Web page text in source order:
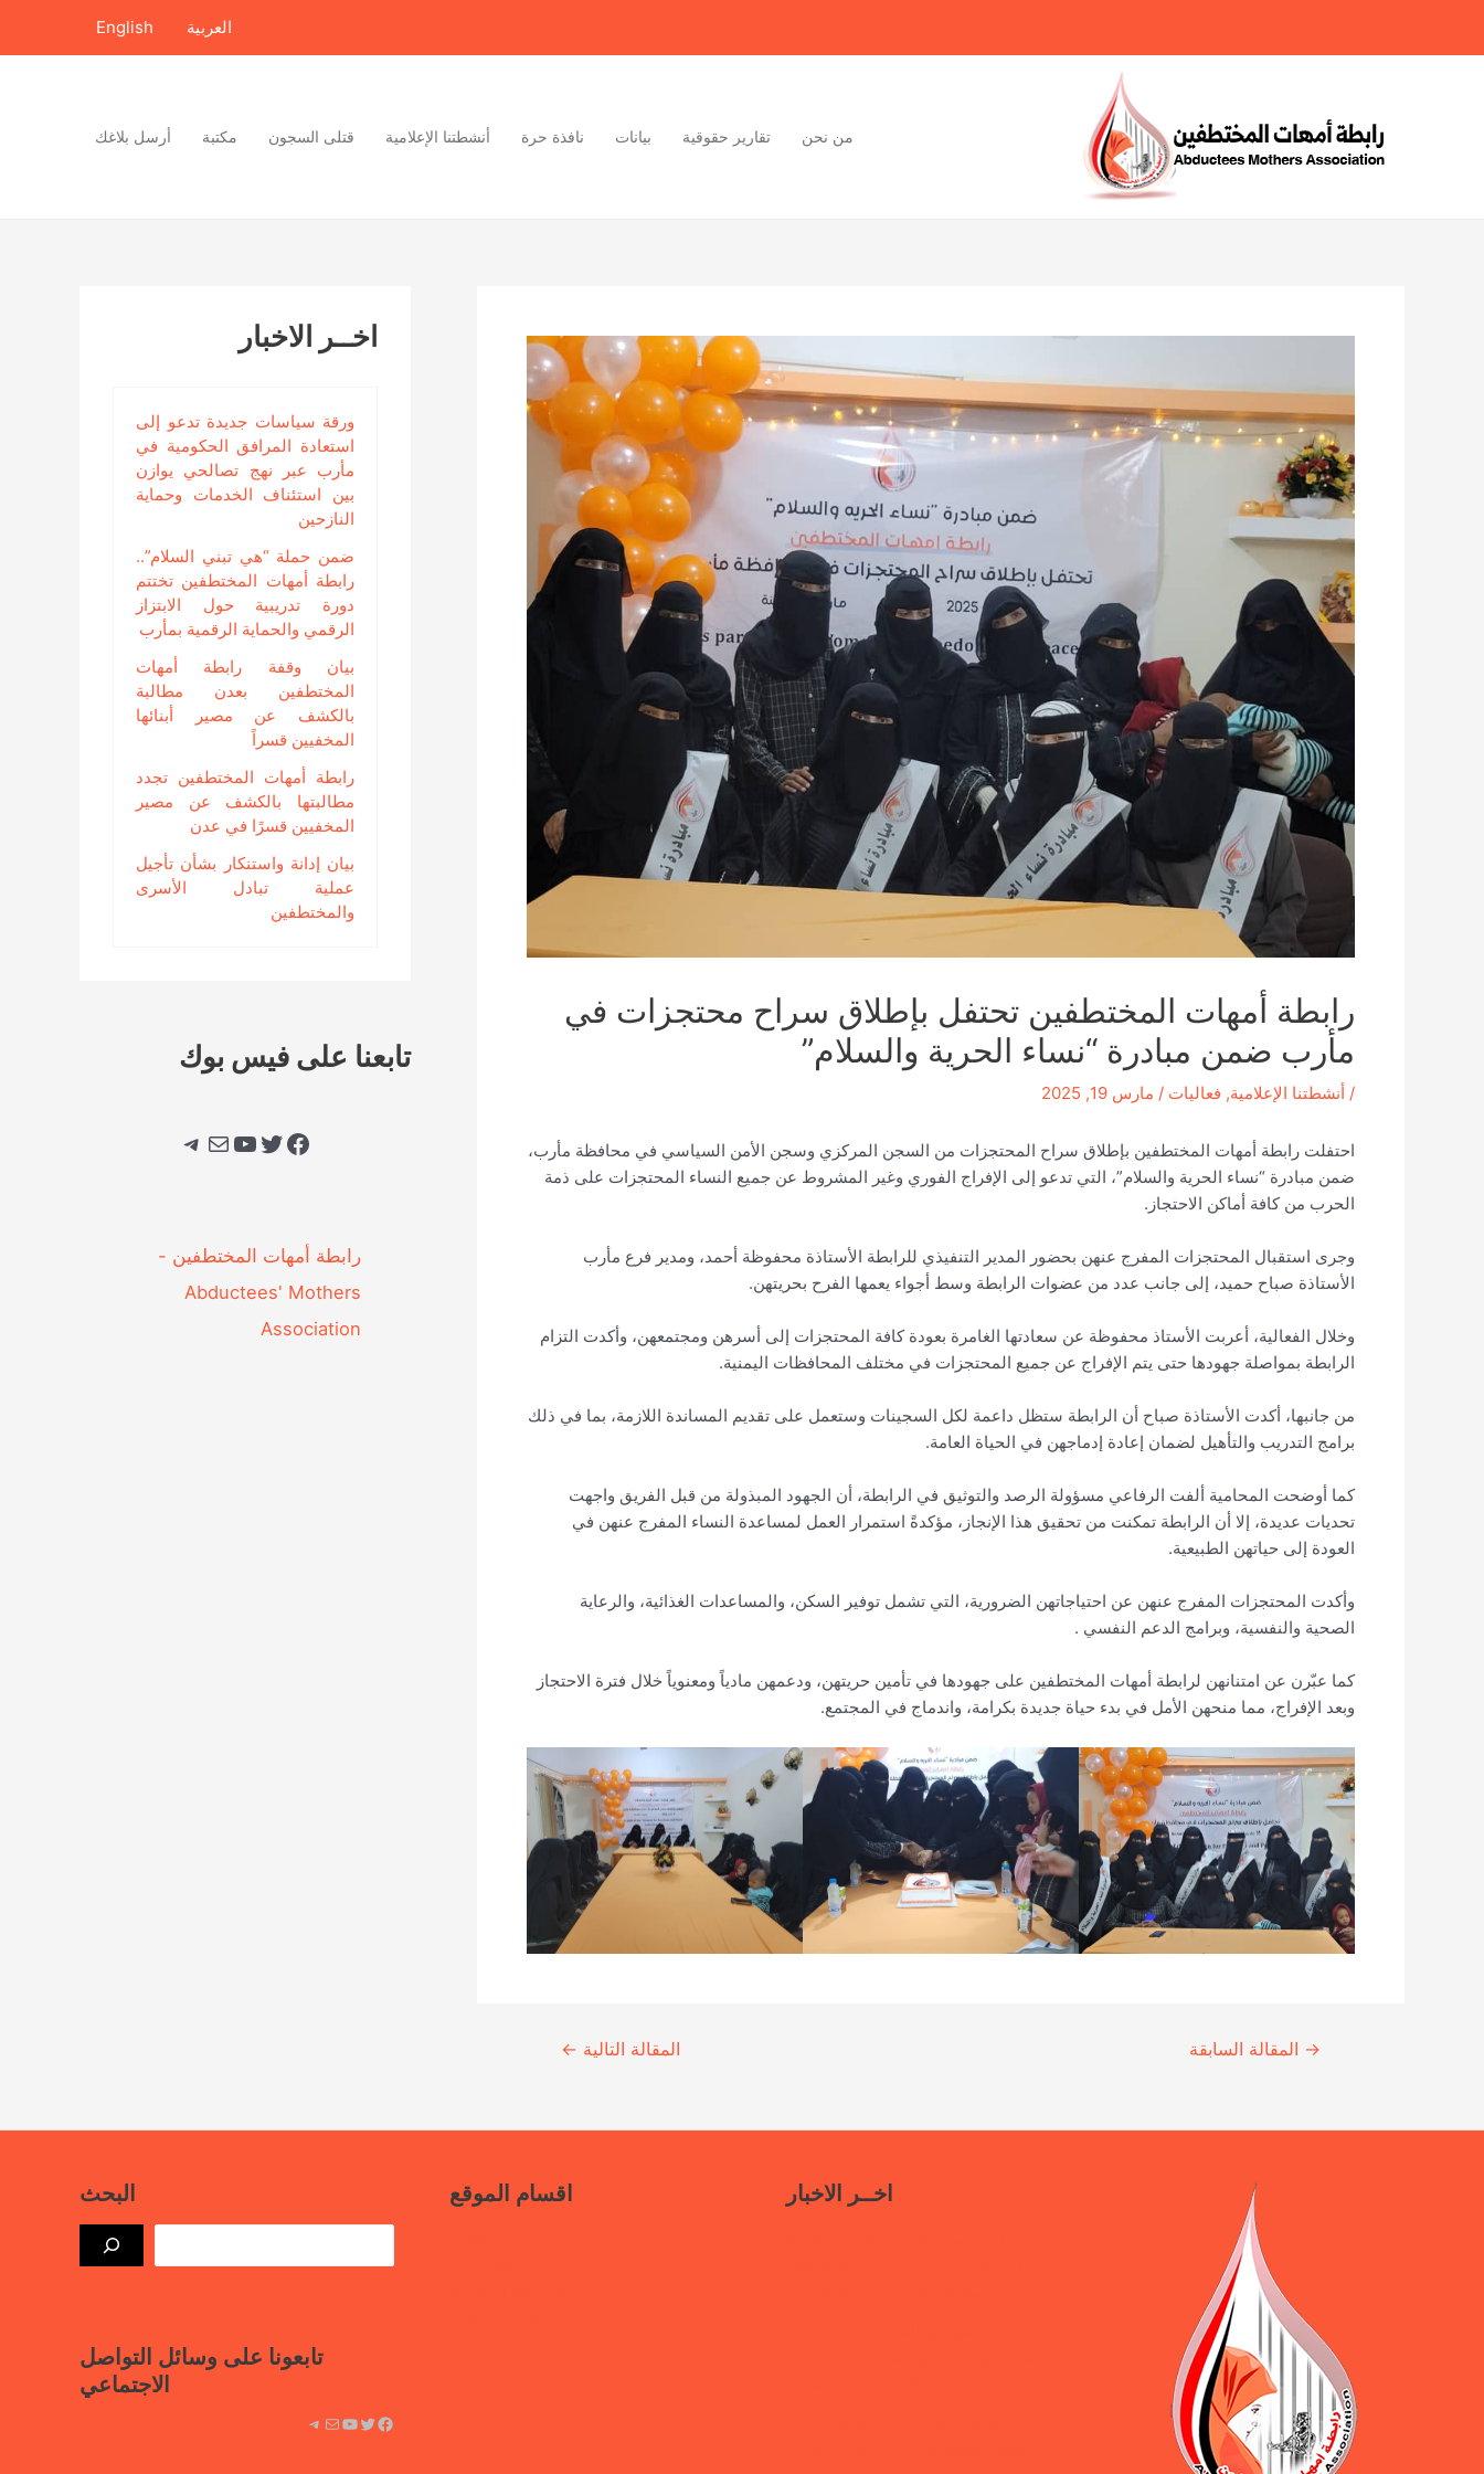
العربية English
من نحن تقارير حقوقية بيانات نافذة حرة أنشطتنا الإعلامية قتلى السجون مكتبة أرسل بلاغك
رابطة أمهات المختطفين تحتفل بإطلاق سراح محتجزات في
مأرب ضمن مبادرة “نساء الحرية والسلام”
/ أنشطتنا الإعلامية, فعاليات / مارس 19, 2025
احتفلت رابطة أمهات المختطفين بإطلاق سراح المحتجزات من السجن المركزي وسجن الأمن السياسي في محافظة مأرب،
ضمن مبادرة “نساء الحرية والسلام”، التي تدعو إلى الإفراج الفوري وغير المشروط عن جميع النساء المحتجزات على ذمة
الحرب من كافة أماكن الاحتجاز.
وجرى استقبال المحتجزات المفرج عنهن بحضور المدير التنفيذي للرابطة الأستاذة محفوظة أحمد، ومدير فرع مأرب
الأستاذة صباح حميد، إلى جانب عدد من عضوات الرابطة وسط أجواء يعمها الفرح بحريتهن.
وخلال الفعالية، أعربت الأستاذ محفوظة عن سعادتها الغامرة بعودة كافة المحتجزات إلى أسرهن ومجتمعهن، وأكدت التزام
الرابطة بمواصلة جهودها حتى يتم الإفراج عن جميع المحتجزات في مختلف المحافظات اليمنية.
من جانبها، أكدت الأستاذة صباح أن الرابطة ستظل داعمة لكل السجينات وستعمل على تقديم المساندة اللازمة، بما في ذلك
برامج التدريب والتأهيل لضمان إعادة إدماجهن في الحياة العامة.
كما أوضحت المحامية ألفت الرفاعي مسؤولة الرصد والتوثيق في الرابطة، أن الجهود المبذولة من قبل الفريق واجهت
تحديات عديدة، إلا أن الرابطة تمكنت من تحقيق هذا الإنجاز، مؤكدةً استمرار العمل لمساعدة النساء المفرج عنهن في
العودة إلى حياتهن الطبيعية.
وأكدت المحتجزات المفرج عنهن عن احتياجاتهن الضرورية، التي تشمل توفير السكن، والمساعدات الغذائية، والرعاية
الصحية والنفسية، وبرامج الدعم النفسي .
كما عبّرن عن امتنانهن لرابطة أمهات المختطفين على جهودها في تأمين حريتهن، ودعمهن مادياً ومعنوياً خلال فترة الاحتجاز
وبعد الإفراج، مما منحهن الأمل في بدء حياة جديدة بكرامة، واندماج في المجتمع.
Continue
→ المقالة السابقة المقالة التالية ←
اخــر الاخبار
ورقة سياسات جديدة تدعو إلى
استعادة المرافق الحكومية في
مأرب عبر نهج تصالحي يوازن
بين استئناف الخدمات وحماية
النازحين
ضمن حملة “هي تبني السلام”..
رابطة أمهات المختطفين تختتم
دورة تدريبية حول الابتزاز
الرقمي والحماية الرقمية بمأرب
بيان وقفة رابطة أمهات
المختطفين بعدن مطالبة
بالكشف عن مصير أبنائها
المخفيين قسراً
رابطة أمهات المختطفين تجدد
مطالبتها بالكشف عن مصير
المخفيين قسرًا في عدن
بيان إدانة واستنكار بشأن تأجيل
عملية تبادل الأسرى
والمختطفين
تابعنا على فيس بوك
فيسبوك تويتر يوتيوببريد تيليجرام
‎رابطة أمهات المختطفين -
Abductees' Mothers
Association‎
اخــر الاخبار اقسام الموقع البحث
تابعونا على وسائل التواصل
الاجتماعي
فيسبوك تويتر يوتيوب بريد تيليجرام